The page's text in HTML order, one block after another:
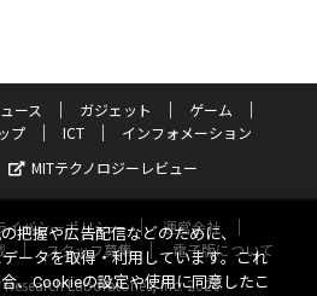
ース ガジェット
ゲーム
プ ICT
インフォメーション
MITテクノロジーレビュー
イバシーポリシー
運営会社
スタッフ募集
電子版について
Research Laboratories, Inc. 2026
把握や広告配信などのために、
ータを取得・利用しています。これ
、Cookieの設定や使用に同意したこ